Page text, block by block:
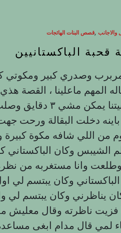
قصص البنات الهائجات, والاجانب
قحبة الباكستانيين
مطلقة جسمي مربرب وصدري كبير
ماعلينا ، القصة هذي
كنت بروح البقالة وكانت البقالة
دخلت البقالة ورحت جهت
من اللي شافه مكوة
الشيبس وكان
وانا مستغربه من نظرة
وكان يبتسم لي
وكان يبتسم لي
ناظرته وقال معليش
قال مدام ابغى